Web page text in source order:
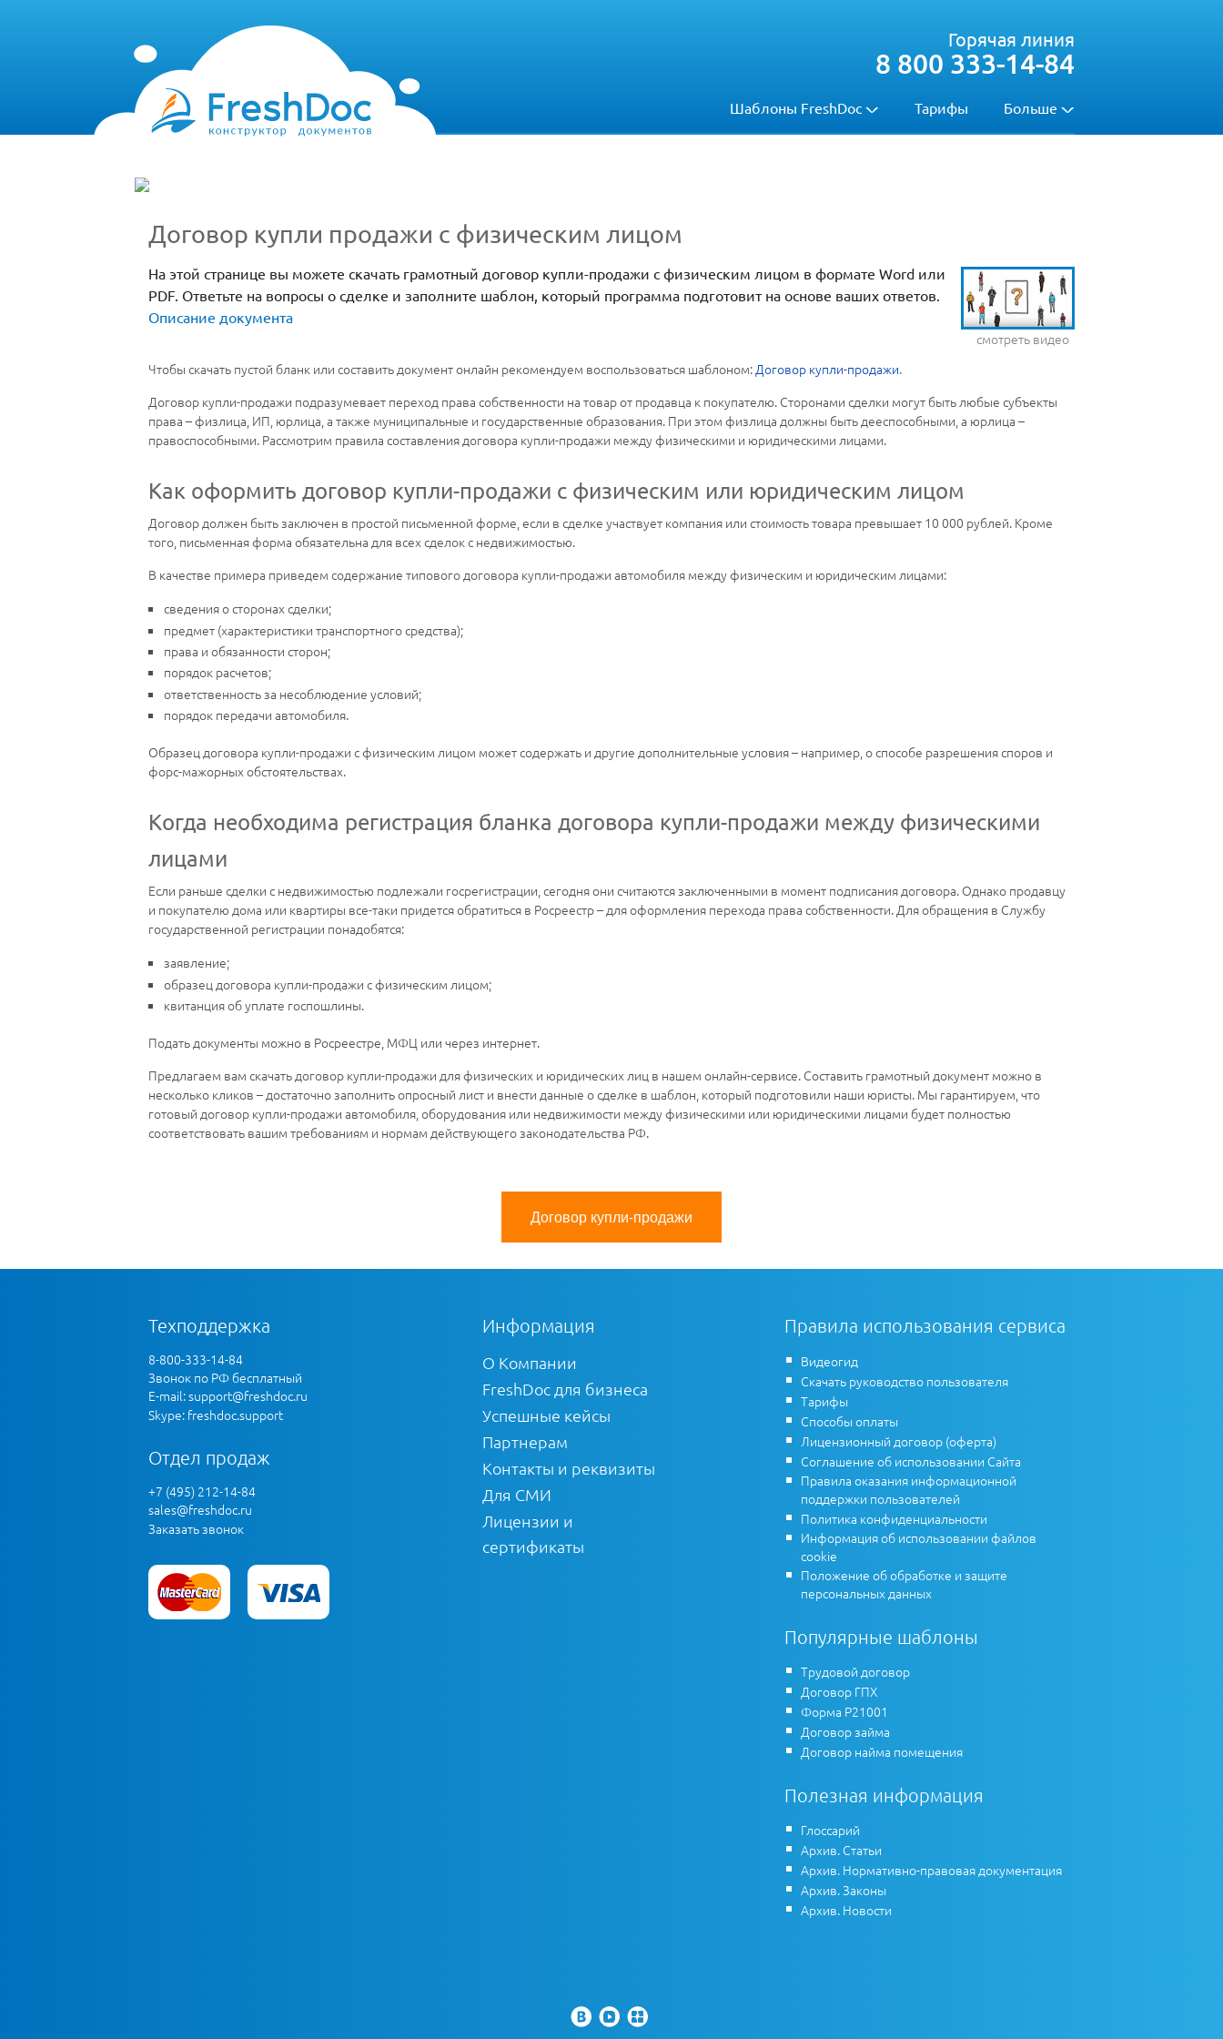
Шаблоны FreshDoc Тарифы Больше
Горячая линия
8 800 333-14-84
Договор купли продажи с физическим лицом
смотреть видео
На этой странице вы можете скачать грамотный договор купли-продажи с физическим лицом в формате Word или
PDF. Ответьте на вопросы о сделке и заполните шаблон, который программа подготовит на основе ваших ответов.
Описание документа
Чтобы скачать пустой бланк или составить документ онлайн рекомендуем воспользоваться шаблоном:Договор купли-продажи.
Договор купли-продажи подразумевает переход права собственности на товар от продавца к покупателю. Сторонами сделки могут быть любые субъекты
права – физлица, ИП, юрлица, а также муниципальные и государственные образования. При этом физлица должны быть дееспособными, а юрлица –
правоспособными. Рассмотрим правила составления договора купли-продажи между физическими и юридическими лицами.
Как оформить договор купли-продажи с физическим или юридическим лицом
Договор должен быть заключен в простой письменной форме, если в сделке участвует компания или стоимость товара превышает 10 000 рублей. Кроме
того, письменная форма обязательна для всех сделок с недвижимостью.
В качестве примера приведем содержание типового договора купли-продажи автомобиля между физическим и юридическим лицами:
сведения о сторонах сделки;
предмет (характеристики транспортного средства);
права и обязанности сторон;
порядок расчетов;
ответственность за несоблюдение условий;
порядок передачи автомобиля.
Образец договора купли-продажи с физическим лицом может содержать и другие дополнительные условия – например, о способе разрешения споров и
форс-мажорных обстоятельствах.
Когда необходима регистрация бланка договора купли-продажи между физическими
лицами
Если раньше сделки с недвижимостью подлежали госрегистрации, сегодня они считаются заключенными в момент подписания договора. Однако продавцу
и покупателю дома или квартиры все-таки придется обратиться в Росреестр – для оформления перехода права собственности. Для обращения в Службу
государственной регистрации понадобятся:
заявление;
образец договора купли-продажи с физическим лицом;
квитанция об уплате госпошлины.
Подать документы можно в Росреестре, МФЦ или через интернет.
Предлагаем вам скачать договор купли-продажи для физических и юридических лиц в нашем онлайн-сервисе. Составить грамотный документ можно в
несколько кликов – достаточно заполнить опросный лист и внести данные о сделке в шаблон, который подготовили наши юристы. Мы гарантируем, что
готовый договор купли-продажи автомобиля, оборудования или недвижимости между физическими или юридическими лицами будет полностью
соответствовать вашим требованиям и нормам действующего законодательства РФ.
Договор купли-продажи
Техподдержка
8-800-333-14-84
Звонок по РФ бесплатный
E-mail:support@freshdoc.ru
Skype: freshdoc.support
Отдел продаж
+7 (495) 212-14-84
sales@freshdoc.ru
Заказать звонок
Информация
О Компании
FreshDoc для бизнеса
Успешные кейсы
Партнерам
Контакты и реквизиты
Для СМИ
Лицензии и
сертификаты
Правила использования сервиса
Видеогид
Скачать руководство пользователя
Тарифы
Способы оплаты
Лицензионный договор (оферта)
Соглашение об использовании Сайта
Правила оказания информационной
поддержки пользователей
Политика конфиденциальности
Информация об использовании файлов
cookie
Положение об обработке и защите
персональных данных
Популярные шаблоны
Трудовой договор
Договор ГПХ
Форма Р21001
Договор займа
Договор найма помещения
Полезная информация
Глоссарий
Архив. Статьи
Архив. Нормативно-правовая документация
Архив. Законы
Архив. Новости